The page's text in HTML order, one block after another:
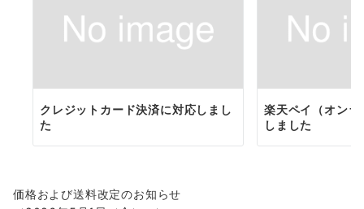
クレジットカード決済に対応しまし
た
楽天ペイ（オン
しました
価格および送料改定のお知らせ